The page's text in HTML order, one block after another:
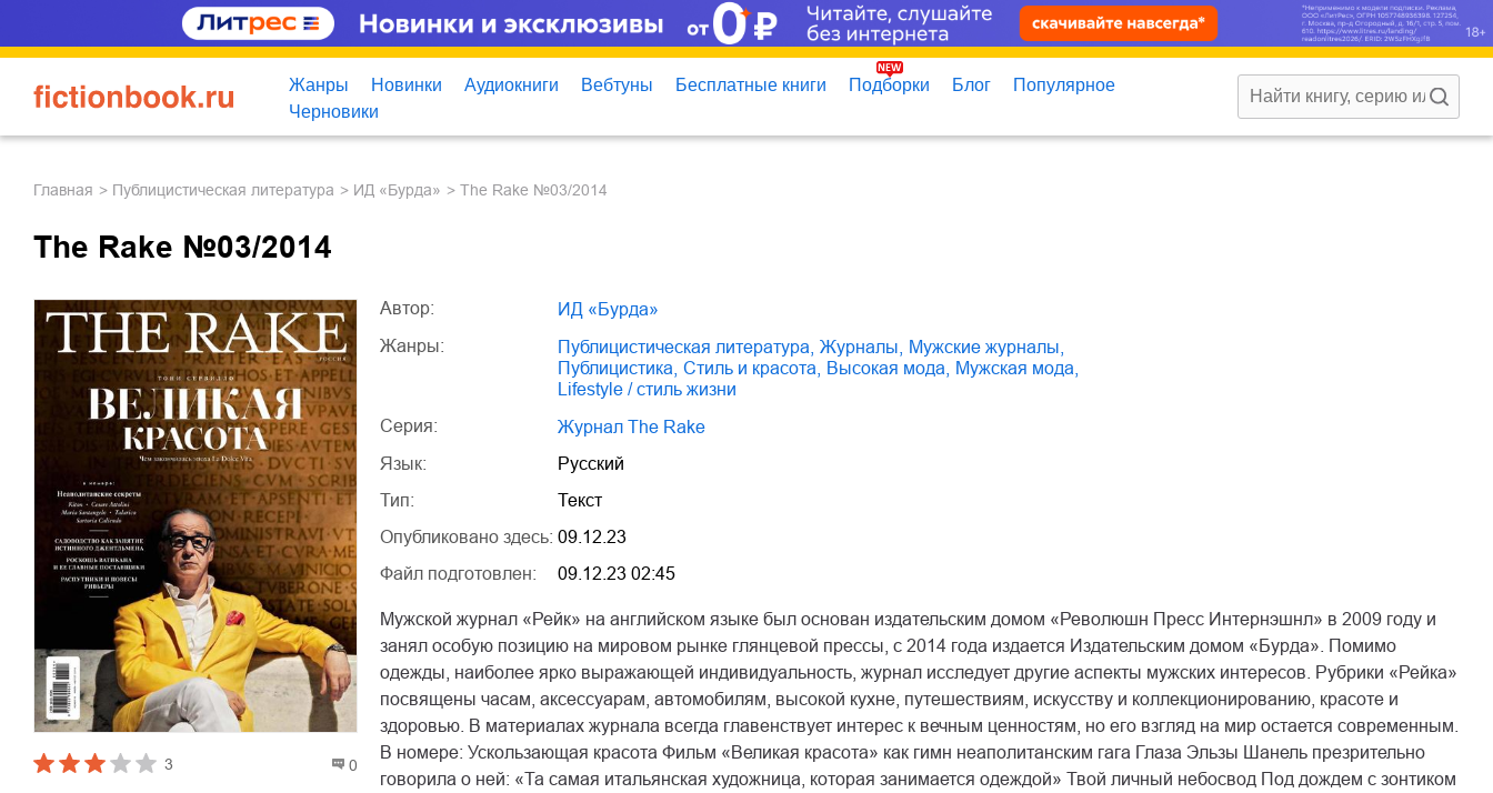
Жанры Новинки Аудиокниги Вебтуны Бесплатные книги Подборки Блог
Популярное
Черновики
Главная публицистическая литература ИД «Бурда» The Rake №03/2014
The Rake №03/2014
3 0
Автор:
ИД «Бурда»
Жанры:
публицистическая литература журналы мужские журналы
публицистика
стиль и красота высокая мода мужская мода
lifestyle / стиль жизни
Серия:
Журнал The Rake
Язык:
Русский
Тип:
Текст
Опубликовано здесь: 09.12.23
Файл подготовлен:
09.12.23 02:45
Мужской журнал «Рейк» на английском языке был основан издательским домом «Революшн Пресс Интернэшнл» в 2009 году и
занял особую позицию на мировом рынке глянцевой прессы, с 2014 года издается Издательским домом «Бурда». Помимо
одежды, наиболее ярко выражающей индивидуальность, журнал исследует другие аспекты мужских интересов. Рубрики «Рейка»
посвящены часам, аксессуарам, автомобилям, высокой кухне, путешествиям, искусству и коллекционированию, красоте и
здоровью. В материалах журнала всегда главенствует интерес к вечным ценностям, но его взгляд на мир остается современным.
В номере: Ускользающая красота Фильм «Великая красота» как гимн неаполитанским гага Глаза Эльзы Шанель презрительно
говорила о ней: «Та самая итальянская художница, которая занимается одеждой» Твой личный небосвод Под дождем с зонтиком